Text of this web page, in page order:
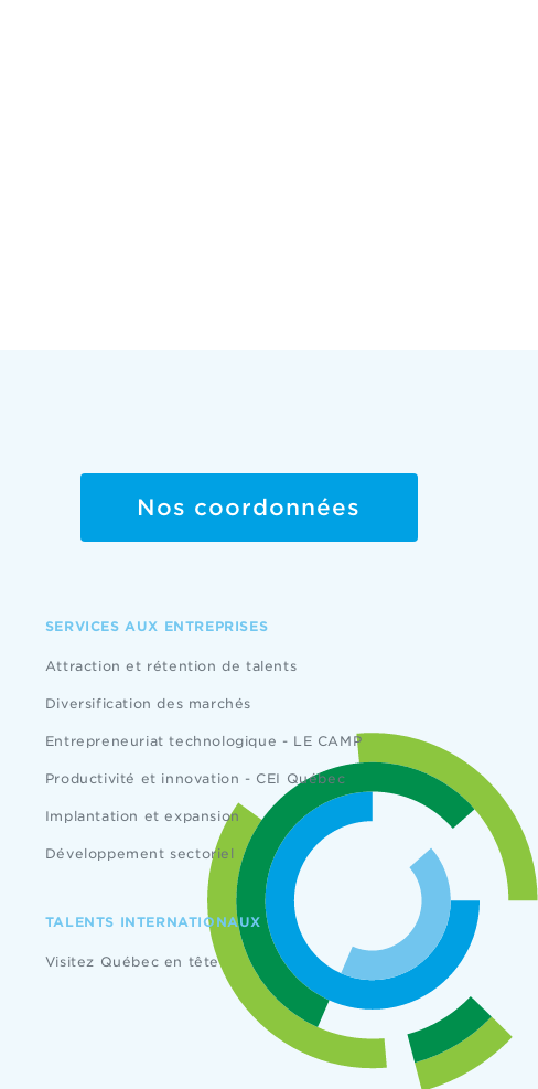
Nos coordonnées
SERVICES AUX ENTREPRISES
Attraction et rétention de talents
Diversification des marchés
Entrepreneuriat technologique - LE CAMP
Productivité et innovation - CEI Québec
Implantation et expansion
Développement sectoriel
TALENTS INTERNATIONAUX
Visitez Québec en tête